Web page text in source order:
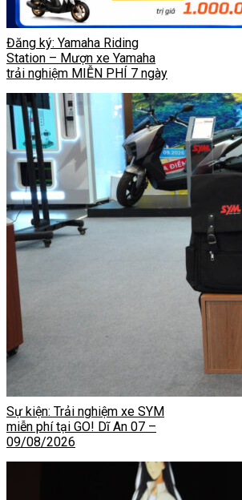
Đăng ký: Yamaha Riding
Station – Mượn xe Yamaha
trải nghiệm MIỄN PHÍ 7 ngày
Sự kiện: Trải nghiệm xe SYM
miễn phí tại GO! Dĩ An 07 –
09/08/2026